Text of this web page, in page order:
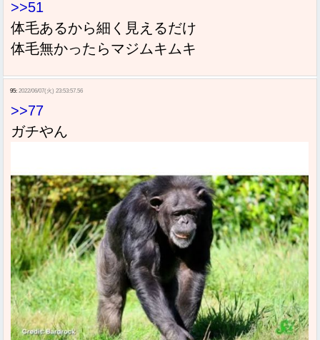
>>51
体毛あるから細く見えるだけ
体毛無かったらマジムキムキ
95: 2022/06/07(火) 23:53:57.56
>>77
ガチやん